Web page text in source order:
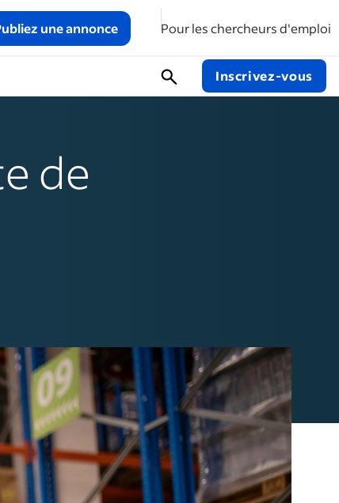
une annonce Pour les chercheurs d'emploi
Inscrivez-vous
de